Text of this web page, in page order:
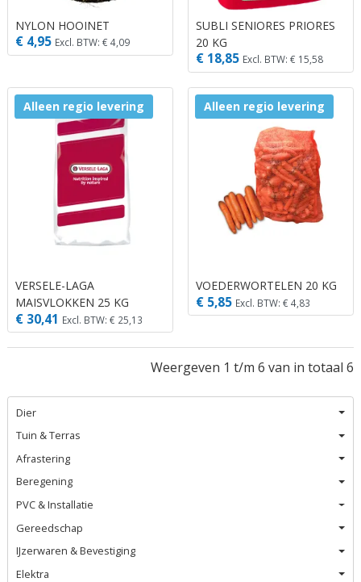
Dier
Tuin & Terras
Afrastering
Beregening
PVC & Installatie
Gereedschap
IJzerwaren & Bevestiging
Elektra
NYLON HOOINET
€ 4,95 Excl. BTW: € 4,09
SUBLI SENIORES PRIORES
20 KG
€ 18,85 Excl. BTW: € 15,58
Alleen regio levering
VERSELE-LAGA
MAISVLOKKEN 25 KG
€ 30,41 Excl. BTW: € 25,13
Alleen regio levering
VOEDERWORTELEN 20 KG
€ 5,85 Excl. BTW: € 4,83
Weergeven 1 t/m 6 van in totaal 6